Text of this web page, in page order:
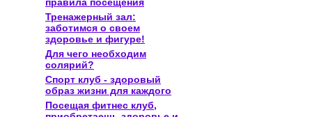
Тренажерный зал:
заботимся о своем
здоровье и фигуре!
Для чего необходим
солярий?
Спорт клуб - здоровый
образ жизни для каждого
Посещая фитнес клуб,